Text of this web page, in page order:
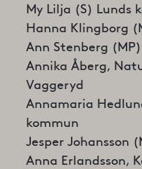
My Lilja (S) Lunds
Hanna Klingborg
Ann Stenberg
Annika Åberg,
Vaggeryd
Annamaria
kommun
Jesper Johansson
Anna Erlandsson,